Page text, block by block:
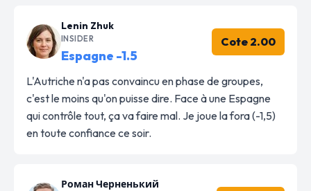
Lenin Zhuk
INSIDER
Espagne -1.5
Cote 2.00
L'Autriche n'a pas convaincu en phase de groupes,
c'est le moins qu'on puisse dire. Face à une Espagne
qui contrôle tout, ça va faire mal. Je joue la fora (-1,5)
en toute confiance ce soir.
Роман Черненький